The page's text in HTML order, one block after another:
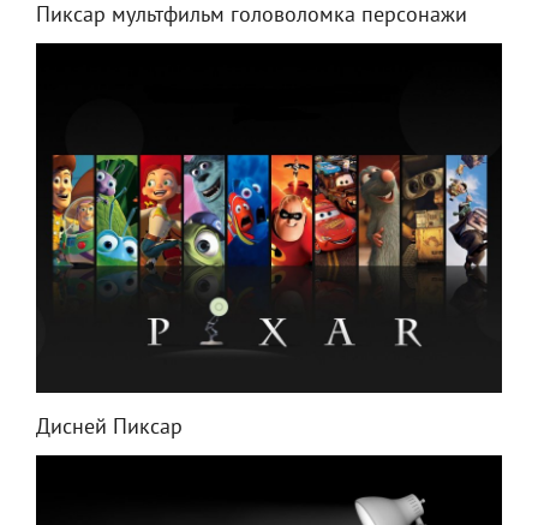
Пиксар мультфильм головоломка персонажи
Дисней Пиксар